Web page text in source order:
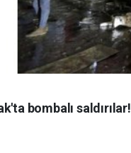
bombalı saldırılar!